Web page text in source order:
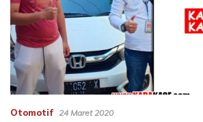
Otomotif 24 Maret 2020